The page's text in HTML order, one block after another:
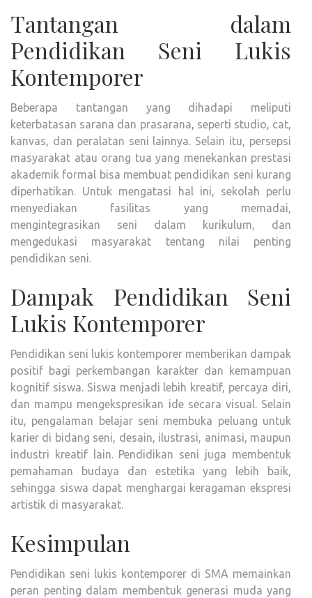
Tantangan dalam
Pendidikan Seni Lukis
Kontemporer
Beberapa tantangan yang dihadapi meliputi
keterbatasan sarana dan prasarana, seperti studio, cat,
kanvas, dan peralatan seni lainnya. Selain itu, persepsi
masyarakat atau orang tua yang menekankan prestasi
akademik formal bisa membuat pendidikan seni kurang
diperhatikan. Untuk mengatasi hal ini, sekolah perlu
menyediakan fasilitas yang memadai,
mengintegrasikan seni dalam kurikulum, dan
mengedukasi masyarakat tentang nilai penting
pendidikan seni.
Dampak Pendidikan Seni
Lukis Kontemporer
Pendidikan seni lukis kontemporer memberikan dampak
positif bagi perkembangan karakter dan kemampuan
kognitif siswa. Siswa menjadi lebih kreatif, percaya diri,
dan mampu mengekspresikan ide secara visual. Selain
itu, pengalaman belajar seni membuka peluang untuk
karier di bidang seni, desain, ilustrasi, animasi, maupun
industri kreatif lain. Pendidikan seni juga membentuk
pemahaman budaya dan estetika yang lebih baik,
sehingga siswa dapat menghargai keragaman ekspresi
artistik di masyarakat.
Kesimpulan
Pendidikan seni lukis kontemporer di SMA memainkan
peran penting dalam membentuk generasi muda yang